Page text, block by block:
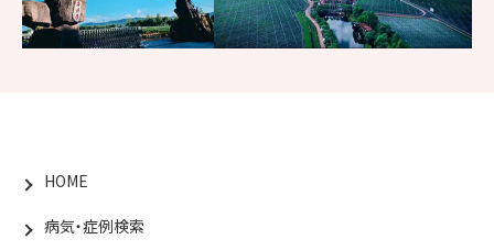
HOME
病気・症例検索